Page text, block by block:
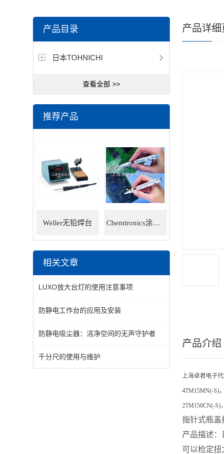
产品目录
日本TOHNICHI
查看全部 >>
推荐产品
Weller无铅焊台 Chemtronics涂层笔
相关文章
LUXO放大台灯的使用注意事项
防静电工作台的应用及安装
防静电吸尘器：洁净空间的无声守护者
千分尺的使用与维护
产品详细
产品介绍
上海卓君电子代
4TM15MN(-S)，
2TM150CN(-S)，
指针式瓶盖
产品描述
可以检定扭